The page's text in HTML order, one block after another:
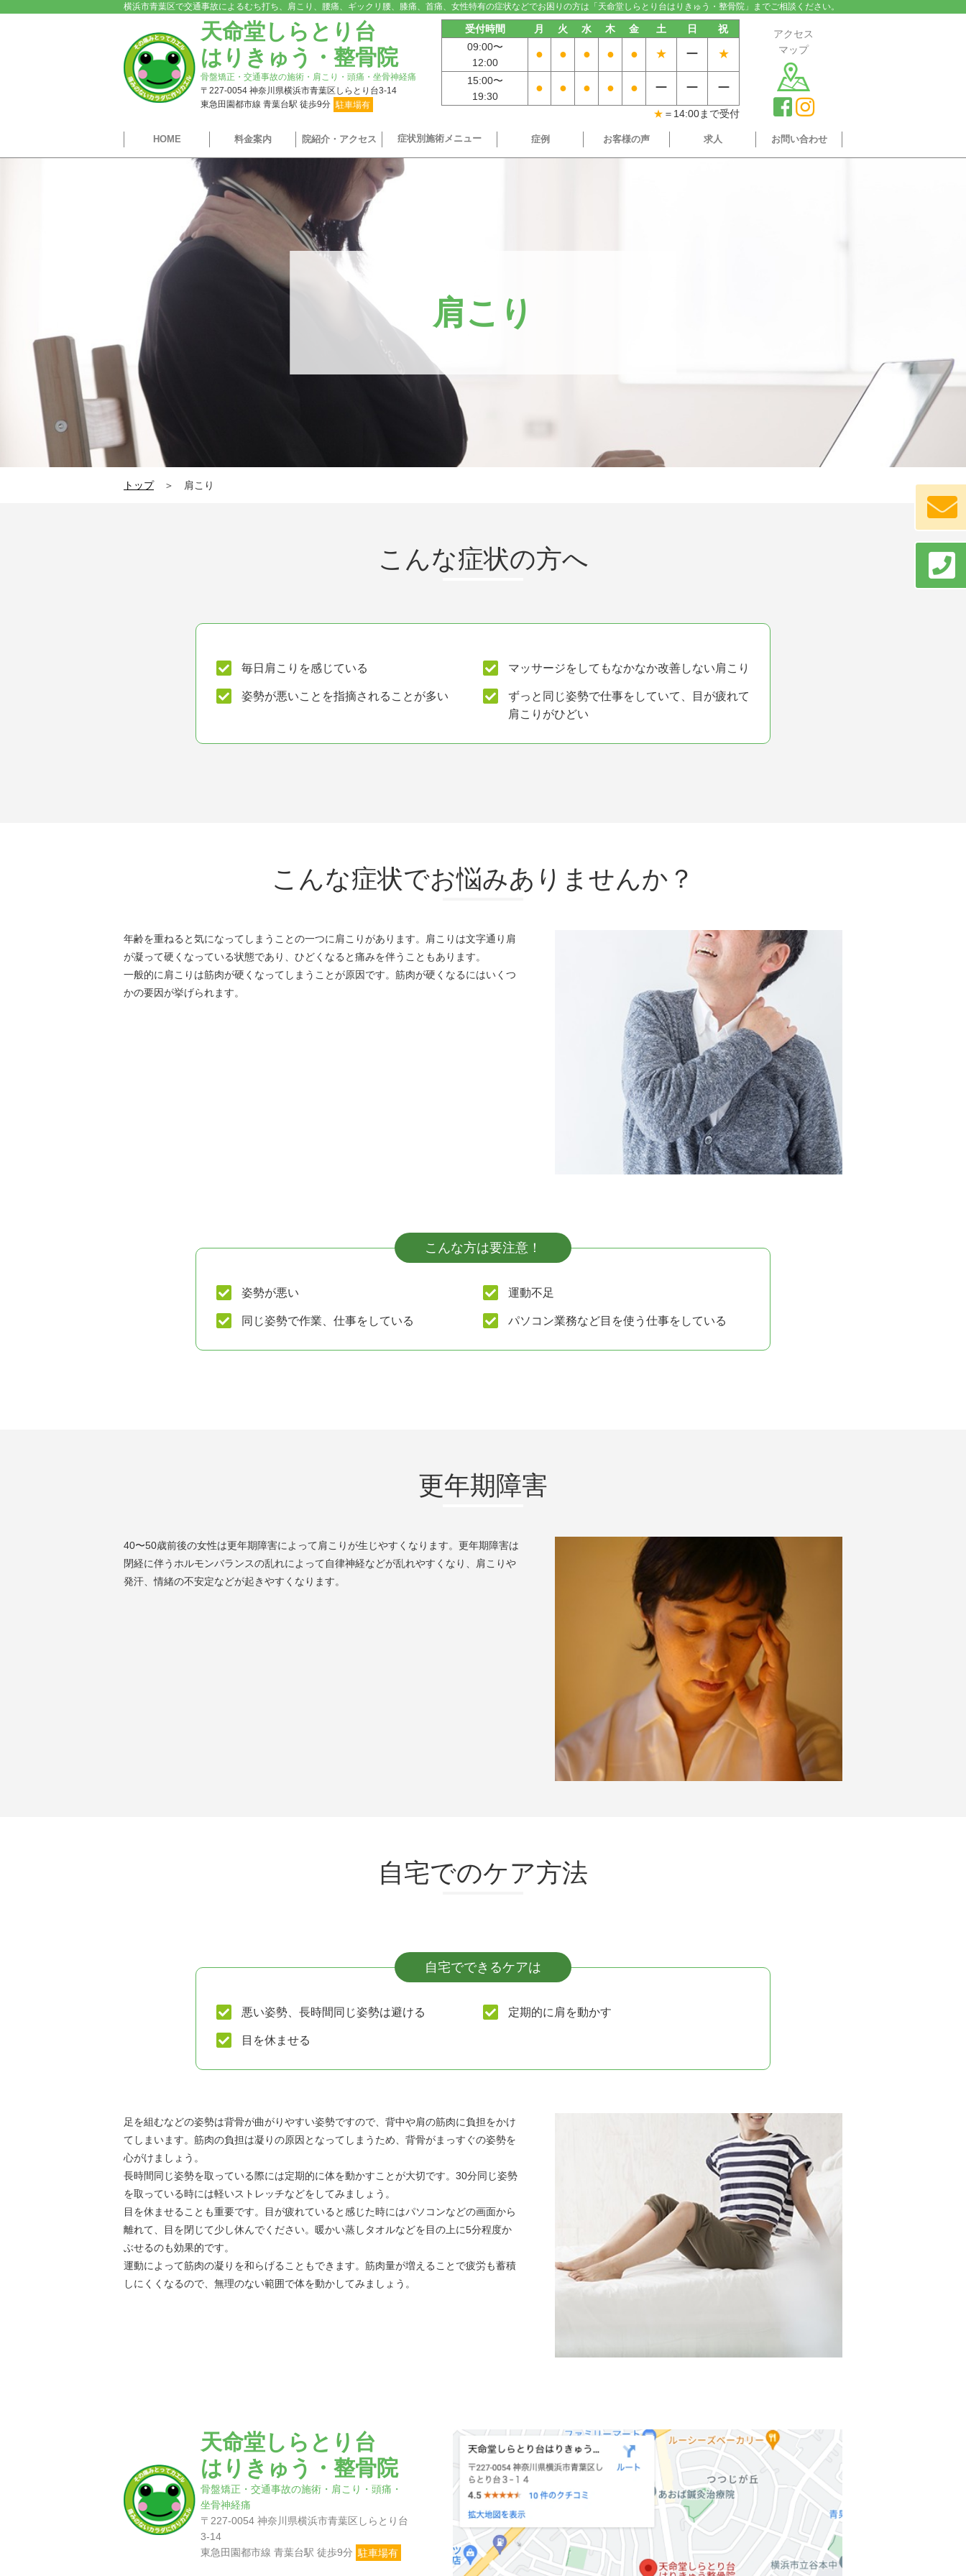
横浜市青葉区で交通事故によるむち打ち、肩こり、腰痛、ギックリ腰、膝痛、首痛、女性特有の症状などでお困りの方は「天命堂しらとり台はりきゅう・整骨院」までご相談ください。
天命堂しらとり台
はりきゅう・整骨院
骨盤矯正・交通事故の施術・肩こり・頭痛・坐骨神経痛
〒227-0054 神奈川県横浜市青葉区しらとり台3-14
東急田園都市線 青葉台駅 徒歩9分 駐車場有
受付時間 月 火 水 木 金 土 日
祝
09:00〜
12:00
● ● ● ● ● ★ ー ★
15:00〜
19:30
● ● ● ● ● ー ー ー
★ ＝14:00まで受付
アクセス
マップ
HOME 料金案内 院紹介・アクセス 症状別施術メニュー 症例 お客様の声 求人 お問い合わせ
肩こり
トップ＞ 肩こり
こんな症状の方へ
毎日肩こりを感じている マッサージをしてもなかなか改善しない肩こり
姿勢が悪いことを指摘されることが多い
ずっと同じ姿勢で仕事をしていて、目が疲れて
肩こりがひどい
こんな症状でお悩みありませんか？
年齢を重ねると気になってしまうことの一つに肩こりがあります。肩こりは文字通り肩
が凝って硬くなっている状態であり、ひどくなると痛みを伴うこともあります。
一般的に肩こりは筋肉が硬くなってしまうことが原因です。筋肉が硬くなるにはいくつ
かの要因が挙げられます。
こんな方は要注意！
姿勢が悪い 運動不足
同じ姿勢で作業、仕事をしている パソコン業務など目を使う仕事をしている
更年期障害
40〜50歳前後の女性は更年期障害によって肩こりが生じやすくなります。更年期障害は
閉経に伴うホルモンバランスの乱れによって自律神経などが乱れやすくなり、肩こりや
発汗、情緒の不安定などが起きやすくなります。
自宅でのケア方法
自宅でできるケアは
悪い姿勢、長時間同じ姿勢は避ける 定期的に肩を動かす
目を休ませる
足を組むなどの姿勢は背骨が曲がりやすい姿勢ですので、背中や肩の筋肉に負担をかけ
てしまいます。筋肉の負担は凝りの原因となってしまうため、背骨がまっすぐの姿勢を
心がけましょう。
長時間同じ姿勢を取っている際には定期的に体を動かすことが大切です。30分同じ姿勢
を取っている時には軽いストレッチなどをしてみましょう。
目を休ませることも重要です。目が疲れていると感じた時にはパソコンなどの画面から
離れて、目を閉じて少し休んでください。暖かい蒸しタオルなどを目の上に5分程度か
ぶせるのも効果的です。
運動によって筋肉の凝りを和らげることもできます。筋肉量が増えることで疲労も蓄積
しにくくなるので、無理のない範囲で体を動かしてみましょう。
天命堂しらとり台
はりきゅう・整骨院
骨盤矯正・交通事故の施術・肩こり・頭痛・
坐骨神経痛
〒227-0054 神奈川県横浜市青葉区しらとり台
3-14
東急田園都市線 青葉台駅 徒歩9分 駐車場有